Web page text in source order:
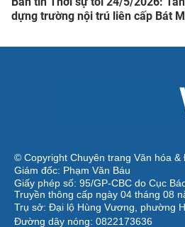
dựng trường nội trú liên cấp Bát
© Copyright Chuyên trang Văn hóa
Giám đốc: Phạm Văn Báu
Giấy phép số: 95/GP-CBC do Cục
Truyền thông cấp ngày 04 tháng 08
Trụ sở: Đại lộ Hùng Vương, phường
Đường dây nóng: 0822173636